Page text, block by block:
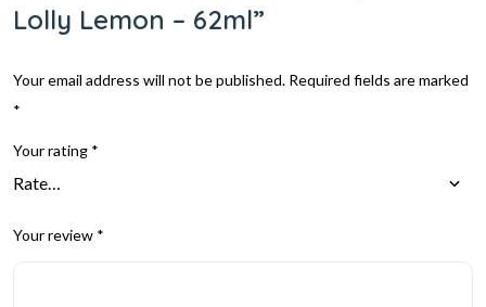
Lolly Lemon – 62ml”
Your email address will not be published. Required fields are marked
*
Your rating *
Your review *